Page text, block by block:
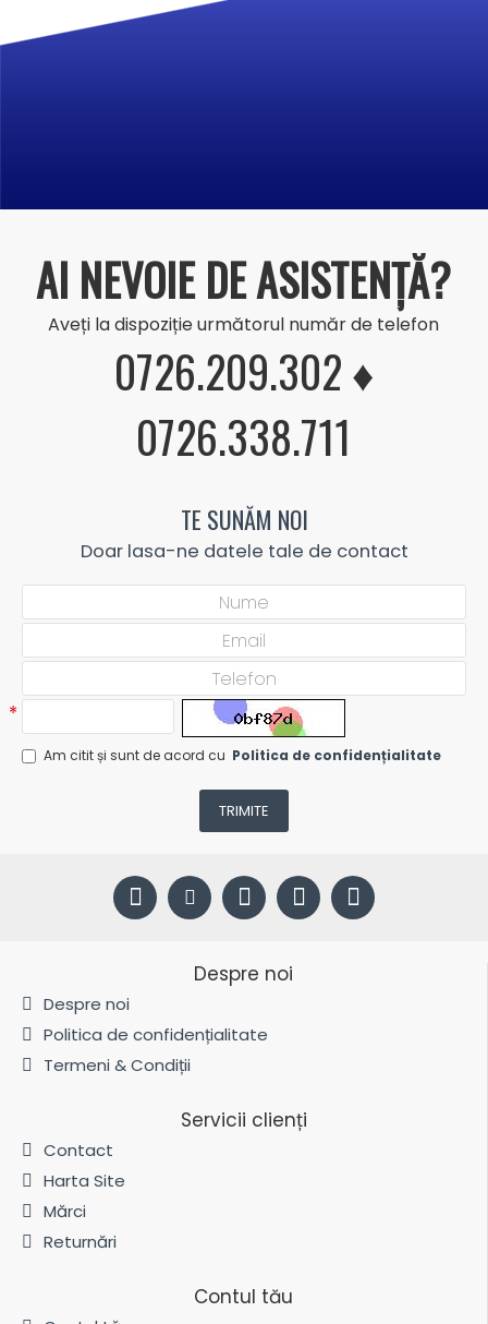
AI NEVOIE DE ASISTENȚĂ?
Aveți la dispoziție următorul număr de telefon
0726.209.302 ♦
0726.338.711
TE SUNĂM NOI
Doar lasa-ne datele tale de contact
Am citit și sunt de acord cu Politica de confidențialitate
TRIMITE
Despre noi
Despre noi
Politica de confidențialitate
Termeni & Condiții
Servicii clienți
Contact
Harta Site
Mărci
Returnări
Contul tău